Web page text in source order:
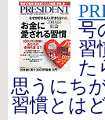
号
習
た
思うにち
習慣とは